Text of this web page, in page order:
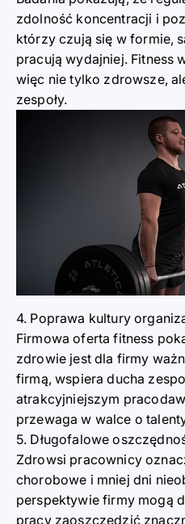
zdolność koncentracji i
którzy czują się w formie,
pracują wydajniej. Fitness
więc nie tylko zdrowsze,
zespoły.
4. Poprawa kultury
Firmowa oferta fitness
zdrowie jest dla firmy
firmą, wspiera ducha
atrakcyjniejszym
przewaga w walce o
5. Długofalowe
Zdrowsi pracownicy
chorobowe i mniej dni
perspektywie firmy mogą
pracy zaoszczędzić